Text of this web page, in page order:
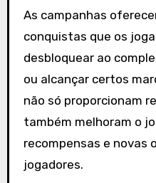
As campanhas
conquistas que os
desbloquear ao
ou alcançar certos
não só proporcionam
também melhoram o
recompensas e novas
jogadores.